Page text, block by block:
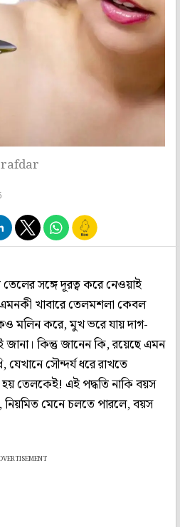
সঙ্গে দূরত্ব করে নেওয়াই
খাবারে তেলমশলা কেবল
মলিন করে, মুখ ভরে যায় দাগ-
কিন্তু জানেন কি, রয়েছে এমন
যেখানে সৌন্দর্য ধরে রাখতে
তেলকেই! এই পদ্ধতি নাকি বয়স
নিয়মিত মেনে চলতে পারলে, বয়স